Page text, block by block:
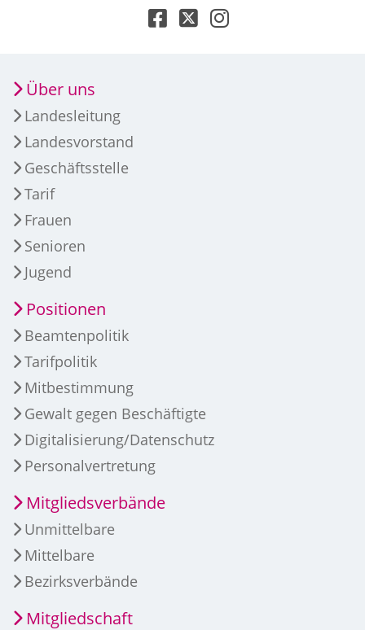
Über uns
Landesleitung
Landesvorstand
Geschäftsstelle
Tarif
Frauen
Senioren
Jugend
Positionen
Beamtenpolitik
Tarifpolitik
Mitbestimmung
Gewalt gegen Beschäftigte
Digitalisierung/Datenschutz
Personalvertretung
Mitgliedsverbände
Unmittelbare
Mittelbare
Bezirksverbände
Mitgliedschaft